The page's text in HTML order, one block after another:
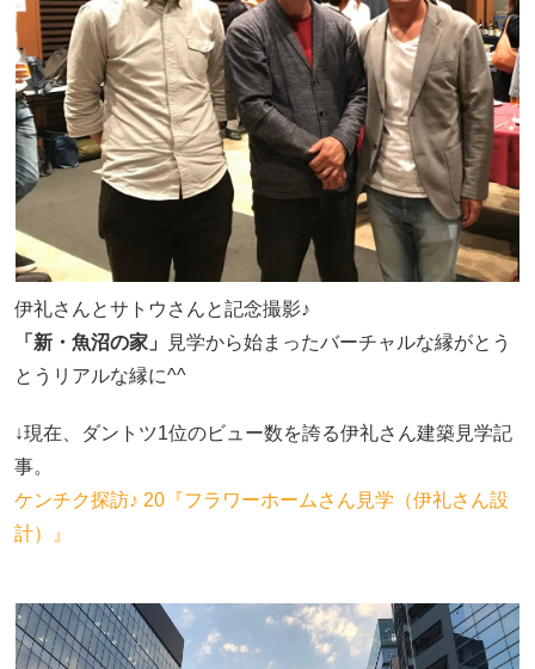
伊礼さんとサトウさんと記念撮影♪
「新・魚沼の家」
見学から始まったバーチャルな縁がとう
とうリアルな縁に^^
↓現在、ダントツ1位のビュー数を誇る伊礼さん建築見学記
事。
ケンチク探訪♪ 20『フラワーホームさん見学（伊礼さん設
計）』